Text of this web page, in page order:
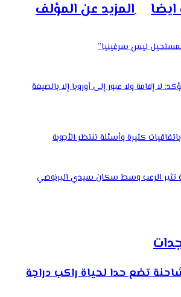
المزيد عن المؤلف
ليس سرغينيا”
لا إقامة ولا عبور إلى أوروبا إلا بالصيغة
كثيرة وأسئلة تنتظر الأجوبة
تثير الرعب وسط سكان سيدي البرنوصي
تضع حدا لحياة راكب دراجة